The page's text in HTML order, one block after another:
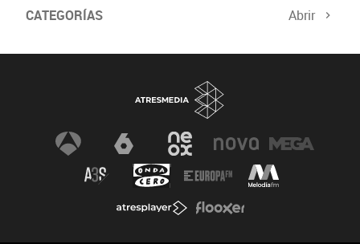
CATEGORÍAS Abrir
Comité de Expertos Curso verificación digital
Newsletter